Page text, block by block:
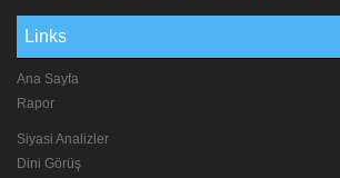
Links
Ana Sayfa
Rapor
Siyasi Analizler
Dini Görüş